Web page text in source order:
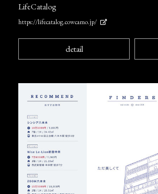
LifeCatalog
https://lifecatalog.cowcamo.jp/
detail